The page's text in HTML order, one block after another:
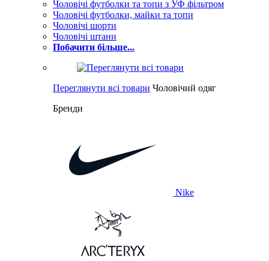
Чоловічі футболки та топи з УФ фільтром
Чоловічі футболки, майки та топи
Чоловічі шорти
Чоловічі штани
Побачити більше...
Переглянути всі товари Чоловічий одяг
Бренди
Nike